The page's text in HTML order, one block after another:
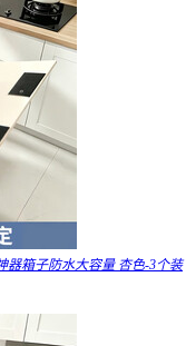
器箱子防水大容量 杏色-3个装